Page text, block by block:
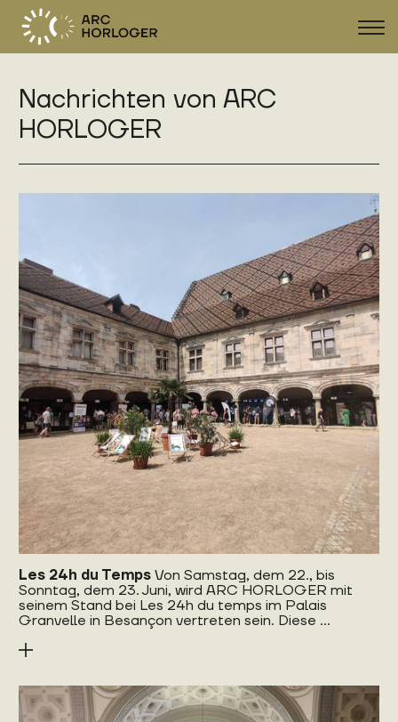
FR
Nachrichten von ARC
HORLOGER
Les 24h du Temps Von Samstag, dem 22., bis
Sonntag, dem 23. Juni, wird ARC HORLOGER mit
seinem Stand bei Les 24h du temps im Palais
Granvelle in Besançon vertreten sein. Diese ...